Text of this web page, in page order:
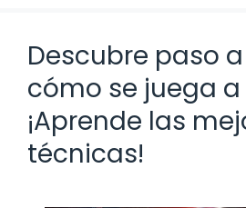
Descubre paso
cómo se juega
¡Aprende las
técnicas!